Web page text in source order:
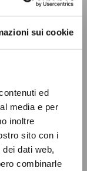
sui cookie
ed
media e per
inoltre
sito con i
dati web,
combinarle
aver fatto
sei
1993 e nel
cittadino
contro
– che al
voti lo